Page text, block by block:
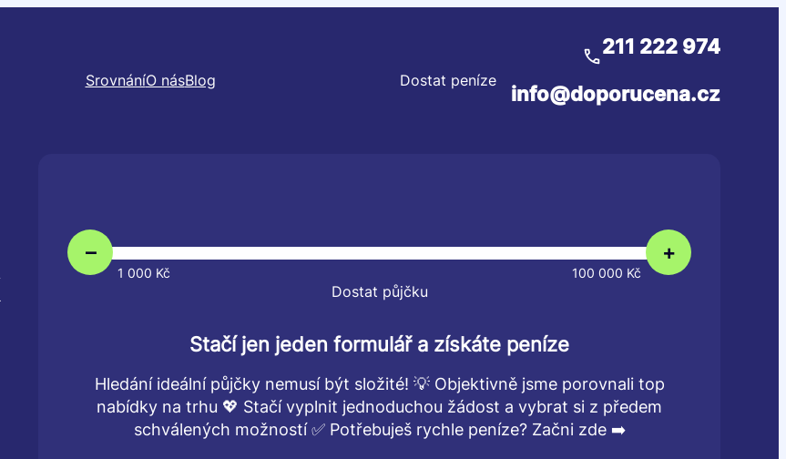
SrovnáníO násBlog Dostat peníze
211 222 974
info@doporucena.cz
– +
1 000 Kč 100 000 Kč
Dostat půjčku
Stačí jen jeden formulář a získáte peníze
Hledání ideální půjčky nemusí být složité! 💡 Objektivně jsme porovnali top
nabídky na trhu 💖 Stačí vyplnit jednoduchou žádost a vybrat si z předem
schválených možností ✅ Potřebuješ rychle peníze? Začni zde ➡️